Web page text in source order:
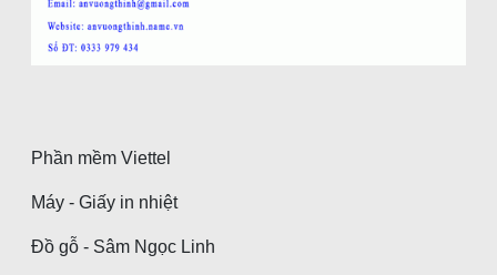
Phần mềm Viettel
Máy - Giấy in nhiệt
Đồ gỗ - Sâm Ngọc Linh